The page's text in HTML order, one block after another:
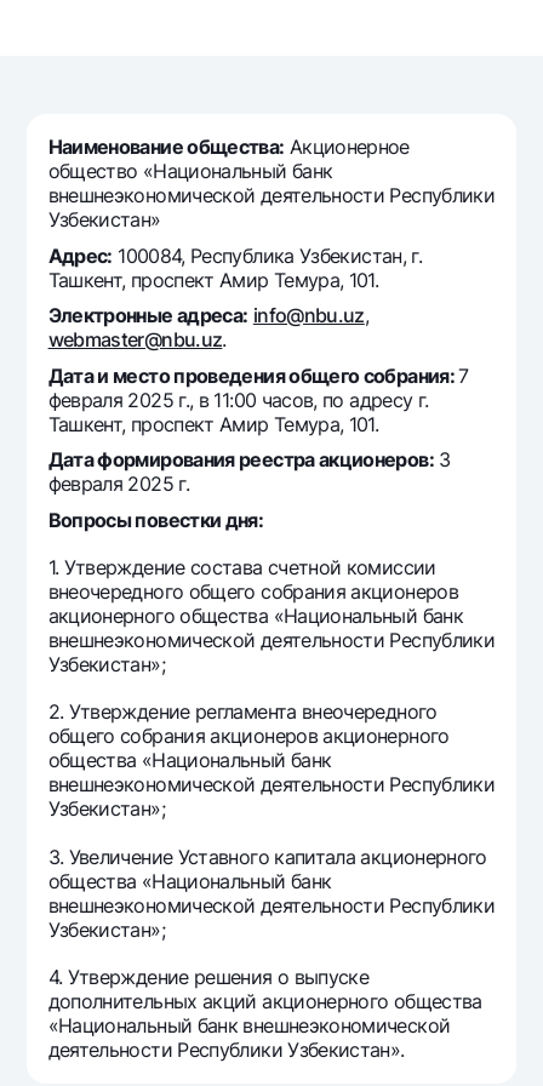
Серебряный депозит
Mastercard
Зарплатные
Garmin pay
Акции
Мобильное приложение Milliy
Часто задаваемые вопросы
Ищите по сайту
Найти
Полезные ссылки
Часто задаваемые вопросы
Пресс-центр
Офисы и банкоматы
Согласие на обработку персональных данных
Следите за нами в соцсетях
Контакт-центр
+998 78 148-00-101344
Наименование общества: Акционерное
общество «Национальный банк
внешнеэкономической деятельности Республики
Узбекистан»
Адрес: 100084, Республика Узбекистан, г.
Ташкент, проспект Амир Темура, 101.
Электронные адреса: info@nbu.uz,
webmaster@nbu.uz.
Дата и место проведения общего собрания:7
февраля 2025 г., в 11:00 часов, по адресу г.
Ташкент, проспект Амир Темура, 101.
Дата формирования реестра акционеров:3
февраля 2025 г.
Вопросы повестки дня:
1. Утверждение состава счетной комиссии
внеочередного общего собрания акционеров
акционерного общества «Национальный банк
внешнеэкономической деятельности Республики
Узбекистан»;
2. Утверждение регламента внеочередного
общего собрания акционеров акционерного
общества «Национальный банк
внешнеэкономической деятельности Республики
Узбекистан»;
3. Увеличение Уставного капитала акционерного
общества «Национальный банк
внешнеэкономической деятельности Республики
Узбекистан»;
4. Утверждение решения о выпуске
дополнительных акций акционерного общества
«Национальный банк внешнеэкономической
деятельности Республики Узбекистан».